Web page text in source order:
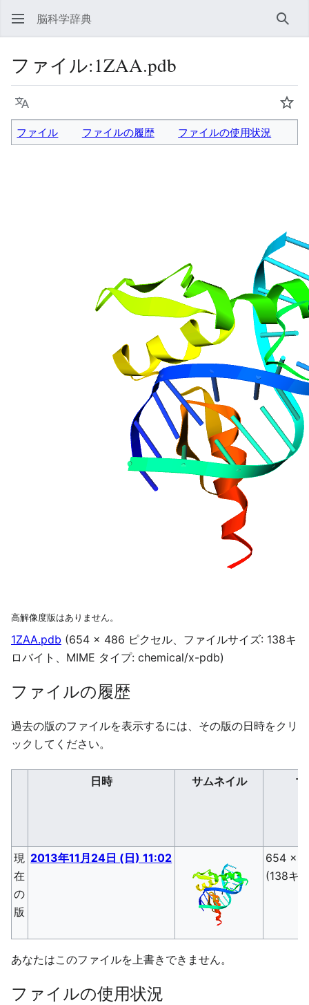
脳科学辞典 検索
ファイル:1ZAA.pdb
言語 ウ
ファイル ファイルの履歴 ファイルの使用状況
高解像度版はありません。
1ZAA.pdb (654 × 486 ピクセル、ファイルサイズ: 138キ
ロバイト、MIME タイプ: chemical/x-pdb)
ファイルの履歴
過去の版のファイルを表示するには、その版の日時をクリ
ックしてください。
日時 サムネイル
現
在
の
版
2013年11月24日 (日) 11:02
654 ×
(138キ
あなたはこのファイルを上書きできません。
ファイルの使用状況